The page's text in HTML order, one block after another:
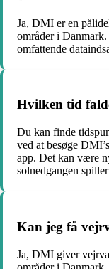
Ja, DMI er en
områder i
omfattende
Hvilken tid
Du kan finde
ved at besøge
app. Det kan være
solnedgangen
Kan jeg få
Ja, DMI giver